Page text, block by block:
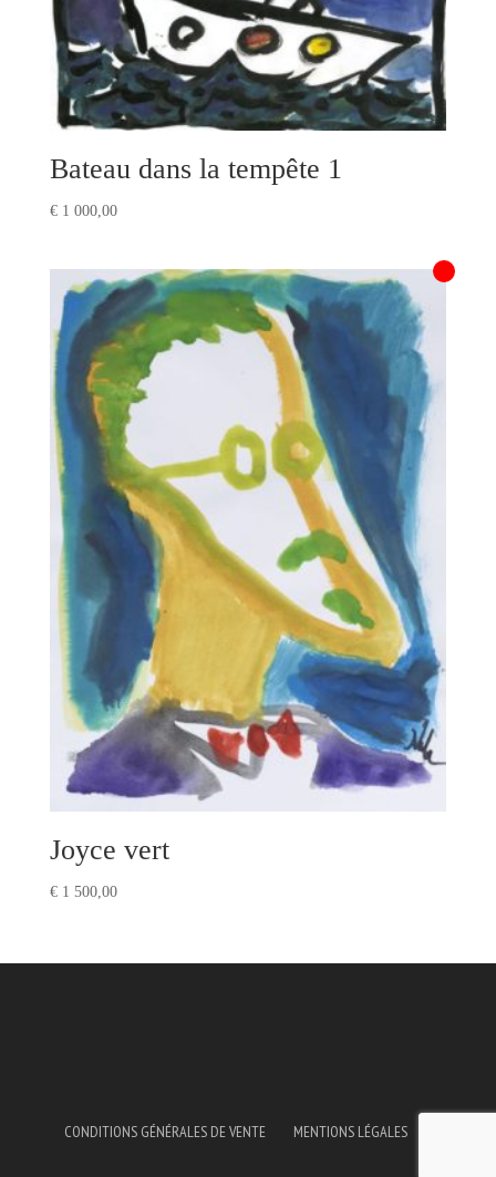
Bateau dans la tempête 1
€1 000,00
Joyce vert
€1 500,00
CONDITIONS GÉNÉRALES DE VENTE MENTIONS LÉGALES